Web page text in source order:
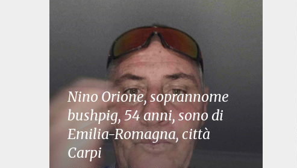
Nino Orione, soprannome
bushpig, 54 anni, sono di
Emilia-Romagna, città
Carpi